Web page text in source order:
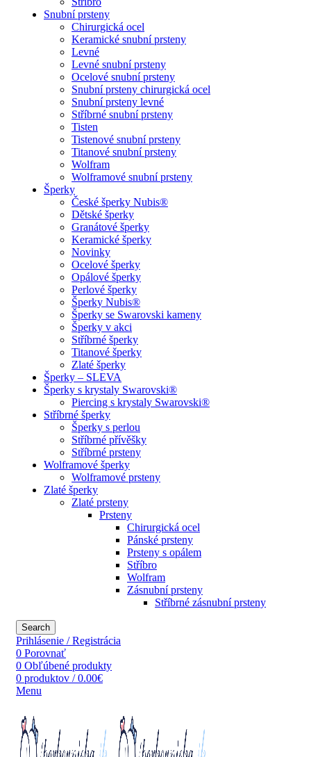
Snubní prsteny
Chirurgická ocel
Keramické snubní prsteny
Levné
Levné snubní prsteny
Ocelové snubní prsteny
Snubní prsteny chirurgická ocel
Snubní prsteny levné
Stříbrné snubní prsteny
Tisten
Tistenové snubní prsteny
Titanové snubní prsteny
Wolfram
Wolframové snubní prsteny
Šperky
České šperky Nubis®
Dětské šperky
Granátové šperky
Keramické šperky
Novinky
Ocelové šperky
Opálové šperky
Perlové šperky
Šperky Nubis®
Šperky se Swarovski kameny
Šperky v akci
Stříbrné šperky
Titanové šperky
Zlaté šperky
Šperky – SLEVA
Šperky s krystaly Swarovski®
Piercing s krystaly Swarovski®
Stříbrné šperky
Šperky s perlou
Stříbrné přívěšky
Stříbrné prsteny
Wolframové šperky
Wolframové prsteny
Zlaté šperky
Zlaté prsteny
Prsteny
Chirurgická ocel
Pánské prsteny
Prsteny s opálem
Stříbro
Wolfram
Zásnubní prsteny
Stříbrné zásnubní prsteny
Search
Prihlásenie / Registrácia
0 Porovnať
0 Obľúbené produkty
0 produktov / 0.00€
Menu